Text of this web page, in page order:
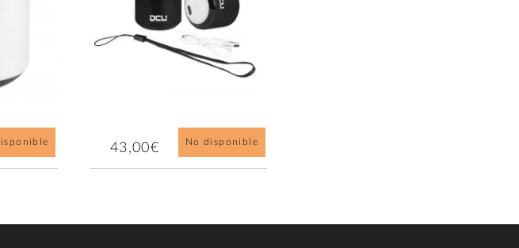
43,00€ No disponible